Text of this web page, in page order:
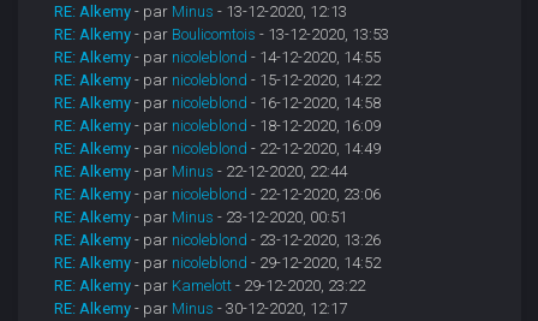
RE: Alkemy - par Minus - 13-12-2020, 12:13
RE: Alkemy - par Boulicomtois - 13-12-2020, 13:53
RE: Alkemy - par nicoleblond - 14-12-2020, 14:55
RE: Alkemy - par nicoleblond - 15-12-2020, 14:22
RE: Alkemy - par nicoleblond - 16-12-2020, 14:58
RE: Alkemy - par nicoleblond - 18-12-2020, 16:09
RE: Alkemy - par nicoleblond - 22-12-2020, 14:49
RE: Alkemy - par Minus - 22-12-2020, 22:44
RE: Alkemy - par nicoleblond - 22-12-2020, 23:06
RE: Alkemy - par Minus - 23-12-2020, 00:51
RE: Alkemy - par nicoleblond - 23-12-2020, 13:26
RE: Alkemy - par nicoleblond - 29-12-2020, 14:52
RE: Alkemy - par Kamelott - 29-12-2020, 23:22
RE: Alkemy - par Minus - 30-12-2020, 12:17